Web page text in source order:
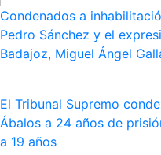
Condenados a
Pedro Sánchez y el
Badajoz, Miguel Ángel
El Tribunal Supremo
Ábalos a 24 años de
a 19 años